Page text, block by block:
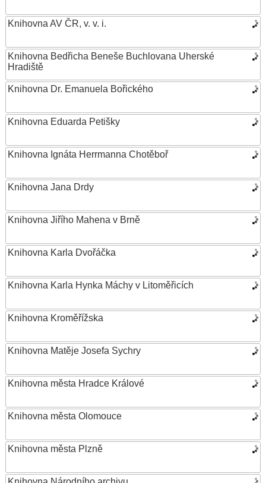
Knihovna AV ČR, v. v. i.
Knihovna Bedřicha Beneše Buchlovana Uherské
Hradiště
Knihovna Dr. Emanuela Bořického
Knihovna Eduarda Petišky
Knihovna Ignáta Herrmanna Chotěboř
Knihovna Jana Drdy
Knihovna Jiřího Mahena v Brně
Knihovna Karla Dvořáčka
Knihovna Karla Hynka Máchy v Litoměřicích
Knihovna Kroměřížska
Knihovna Matěje Josefa Sychry
Knihovna města Hradce Králové
Knihovna města Olomouce
Knihovna města Plzně